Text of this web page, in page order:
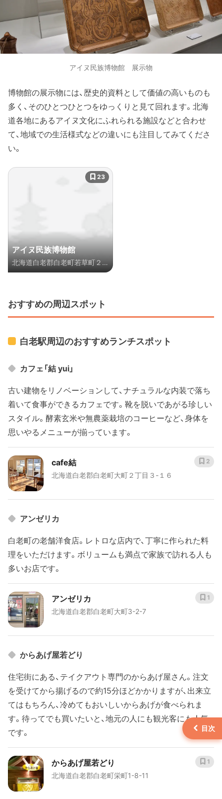
アイヌ民族博物館 展示物
博物館の展示物には、歴史的資料として価値の高いものも
多く、そのひとつひとつをゆっくりと見て回れます。北海
道各地にあるアイヌ文化にふれられる施設などと合わせ
て、地域での生活様式などの違いにも注目してみてくださ
い。
アイヌ民族博物館
北海道白老郡白老町若草町２丁
目３-１
23
おすすめの周辺スポット
白老駅周辺のおすすめランチスポット
カフェ「結 yui」
古い建物をリノベーションして、ナチュラルな内装で落ち
着いて食事ができるカフェです。靴を脱いであがる珍しい
スタイル。酵素玄米や無農薬栽培のコーヒーなど、身体を
思いやるメニューが揃っています。
cafe結
北海道白老郡白老町大町２丁目３-１６
2
アンゼリカ
白老町の老舗洋食店。レトロな店内で、丁寧に作られた料
理をいただけます。ボリュームも満点で家族で訪れる人も
多いお店です。
アンゼリカ
北海道白老郡白老町大町3-2-7
1
からあげ屋若どり
住宅街にある、テイクアウト専門のからあげ屋さん。注文
を受けてから揚げるので約15分ほどかかりますが、出来立
てはもちろん、冷めてもおいしいからあげが食べられま
す。待ってでも買いたいと、地元の人にも観光客にも人気
です。
からあげ屋若どり
北海道白老郡白老町栄町1-8-11
1